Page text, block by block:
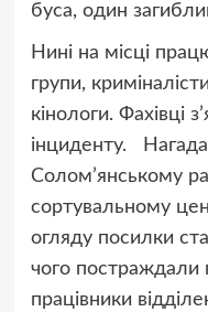
буса, один
Нині на місці
групи,
кінологи. Фахівці
інциденту.
Солом’янському
сортувальному
огляду посилки
чого постраждали
працівники